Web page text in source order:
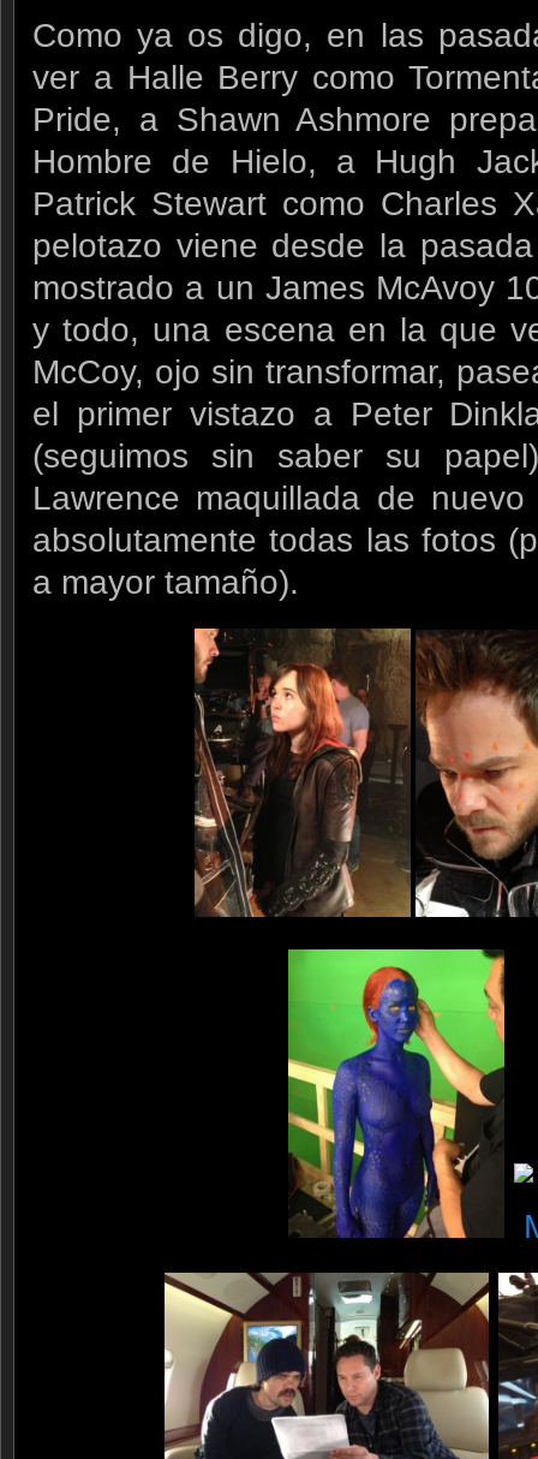
Como ya os digo, en las
ver a Halle Berry como
Pride, a Shawn Ashmore
Hombre de Hielo, a Hugh
Patrick Stewart como Charles
pelotazo viene desde la
mostrado a un James McAvoy
y todo, una escena en la que
McCoy, ojo sin transformar,
el primer vistazo a Peter
(seguimos sin saber su
Lawrence maquillada de
absolutamente todas las fotos
a mayor tamaño).